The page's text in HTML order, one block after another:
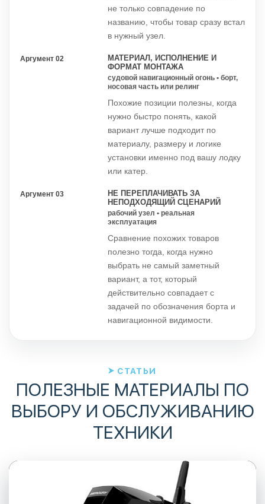
не только совпадение по
названию, чтобы товар сразу встал
в нужный узел.
Аргумент 02
МАТЕРИАЛ, ИСПОЛНЕНИЕ И
ФОРМАТ МОНТАЖА
судовой навигационный огонь • борт,
носовая часть или релинг
Похожие позиции полезны, когда
нужно быстро понять, какой
вариант лучше подходит по
материалу, размеру и логике
установки именно под вашу лодку
или катер.
Аргумент 03
НЕ ПЕРЕПЛАЧИВАТЬ ЗА
НЕПОДХОДЯЩИЙ СЦЕНАРИЙ
рабочий узел • реальная
эксплуатация
Сравнение похожих товаров
полезно тогда, когда нужно
выбрать не самый заметный
вариант, а тот, который
действительно совпадает с
задачей по обозначения борта и
навигационной видимости.
СТАТЬИ
ПОЛЕЗНЫЕ МАТЕРИАЛЫ ПО
ВЫБОРУ И ОБСЛУЖИВАНИЮ
ТЕХНИКИ